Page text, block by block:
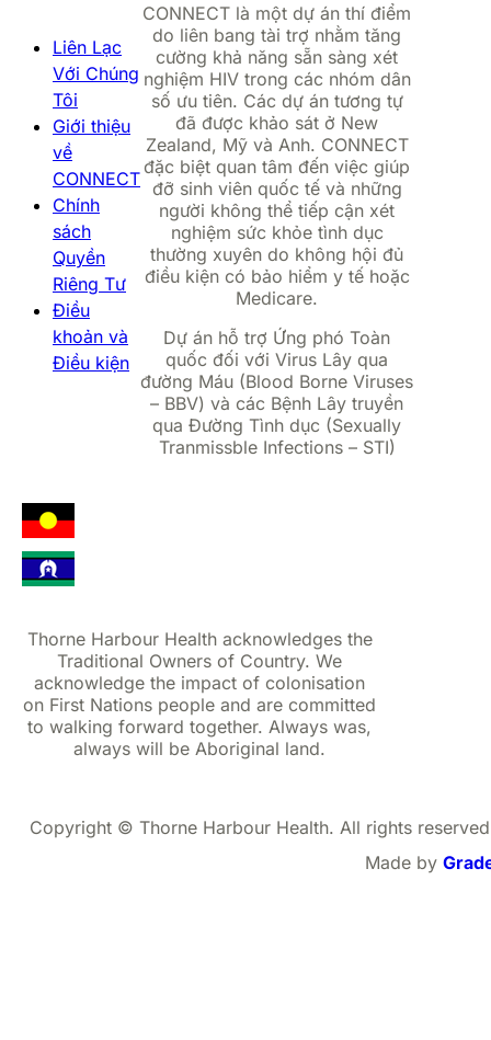
Liên Lạc
Với Chúng
Tôi
Giới thiệu
về
CONNECT
Chính
sách
Quyền
Riêng Tư
Điều
khoản và
Điều kiện
CONNECT là một dự án thí điểm
do liên bang tài trợ nhằm tăng
cường khả năng sẵn sàng xét
nghiệm HIV trong các nhóm dân
số ưu tiên. Các dự án tương tự
đã được khảo sát ở New
Zealand, Mỹ và Anh. CONNECT
đặc biệt quan tâm đến việc giúp
đỡ sinh viên quốc tế và những
người không thể tiếp cận xét
nghiệm sức khỏe tình dục
thường xuyên do không hội đủ
điều kiện có bảo hiểm y tế hoặc
Medicare.
Dự án hỗ trợ Ứng phó Toàn
quốc đối với Virus Lây qua
đường Máu (Blood Borne Viruses
– BBV) và các Bệnh Lây truyền
qua Đường Tình dục (Sexually
Tranmissble Infections – STI)
Thorne Harbour Health acknowledges the
Traditional Owners of Country. We
acknowledge the impact of colonisation
on First Nations people and are committed
to walking forward together. Always was,
always will be Aboriginal land.
Copyright © Thorne Harbour Health. All rights
Made by